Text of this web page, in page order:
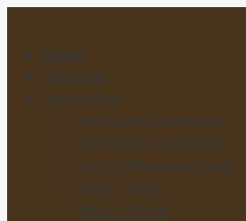
Home
Über uns
Immobilien
Immobilie verkaufen
Immobilie vermieten
Immobilienbewertung
Haus – Kauf
Haus – Miete